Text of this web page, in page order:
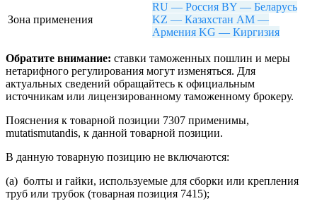
Зона применения
RU — Россия BY — Беларусь
KZ — Казахстан AM —
Армения KG — Киргизия
Обратите внимание: ставки таможенных пошлин и меры
нетарифного регулирования могут изменяться. Для
актуальных сведений обращайтесь к официальным
источникам или лицензированному таможенному брокеру.
Пояснения к товарной позиции 7307 применимы,
mutatismutandis, к данной товарной позиции.
В данную товарную позицию не включаются:
(а) болты и гайки, используемые для сборки или крепления
труб или трубок (товарная позиция 7415);